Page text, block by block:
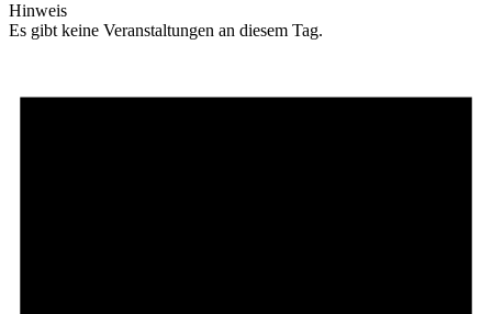
Hinweis
Es gibt keine Veranstaltungen an diesem Tag.